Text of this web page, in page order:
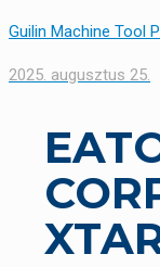
Guilin Machine Tool
2025. augusztus 25.